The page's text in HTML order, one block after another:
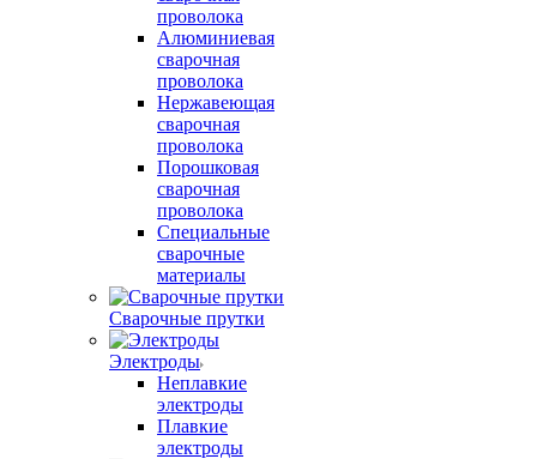
проволока
Алюминиевая
сварочная
проволока
Нержавеющая
сварочная
проволока
Порошковая
сварочная
проволока
Специальные
сварочные
материалы
Сварочные прутки
Электроды
Неплавкие
электроды
Плавкие
электроды